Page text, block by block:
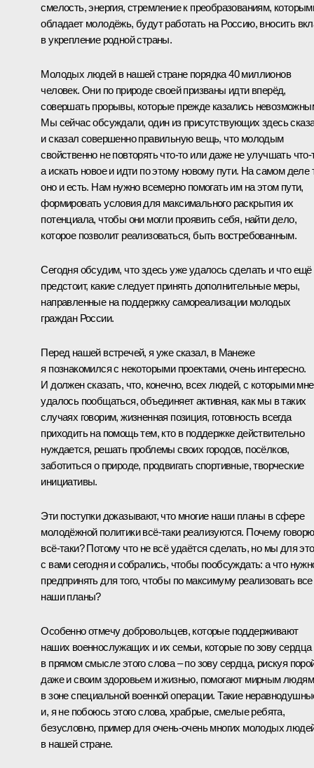
смелость, энергия, стремление к преобразованиям,
обладает молодёжь, будут работать на Россию, вносить
в укрепление родной страны.
Молодых людей в нашей стране порядка 40 миллионов
человек. Они по природе своей призваны идти вперёд,
совершать прорывы, которые прежде казались
Мы сейчас обсуждали, один из присутствующих здесь
и сказал совершенно правильную вещь, что молодым
свойственно не повторять что-то или даже не улучшать что-
а искать новое и идти по этому новому пути. На самом деле
оно и есть. Нам нужно всемерно помогать им на этом пути,
формировать условия для максимального раскрытия их
потенциала, чтобы они могли проявить себя, найти дело,
которое позволит реализоваться, быть востребованным.
Сегодня обсудим, что здесь уже удалось сделать и что ещё
предстоит, какие следует принять дополнительные меры,
направленные на поддержку самореализации молодых
граждан России.
Перед нашей встречей, я уже сказал, в Манеже
я познакомился с некоторыми проектами, очень интересно.
И должен сказать, что, конечно, всех людей, с которыми мне
удалось пообщаться, объединяет активная, как мы в таких
случаях говорим, жизненная позиция, готовность всегда
приходить на помощь тем, кто в поддержке действительно
нуждается, решать проблемы своих городов, посёлков,
заботиться о природе, продвигать спортивные, творческие
инициативы.
Эти поступки доказывают, что многие наши планы в сфере
молодёжной политики всё-таки реализуются. Почему говорю
всё-таки? Потому что не всё удаётся сделать, но мы для
с вами сегодня и собрались, чтобы пообсуждать: а что
предпринять для того, чтобы по максимуму реализовать все
наши планы?
Особенно отмечу добровольцев, которые поддерживают
наших военнослужащих и их семьи, которые по зову сердца
в прямом смысле этого слова – по зову сердца, рискуя
даже и своим здоровьем и жизнью, помогают мирным людям
в зоне специальной военной операции. Такие
и, я не побоюсь этого слова, храбрые, смелые ребята,
безусловно, пример для очень-очень многих молодых
в нашей стране.